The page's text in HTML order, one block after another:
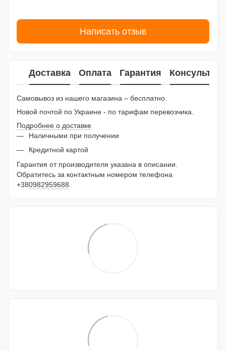
Написать отзыв
Доставка Оплата Гарантия
Самовывоз из нашего магазина – бесплатно.
Новой почтой по Украине - по тарифам перевозчика.
Подробнее о доставке
Наличными при получении
Кредитной картой
Гарантия от производителя указана в описании.
Обратитесь за контактным номером телефона
+380982959688